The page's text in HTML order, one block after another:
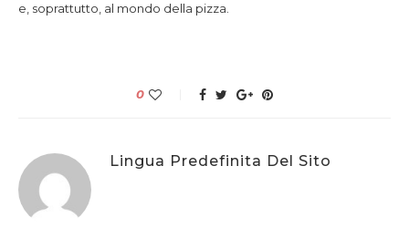
e, soprattutto, al mondo della pizza.
0
Lingua Predefinita Del Sito